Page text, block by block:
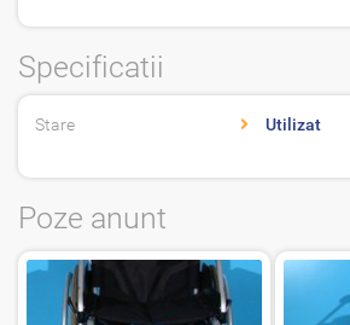
Specificatii
Stare Utilizat
Poze anunt